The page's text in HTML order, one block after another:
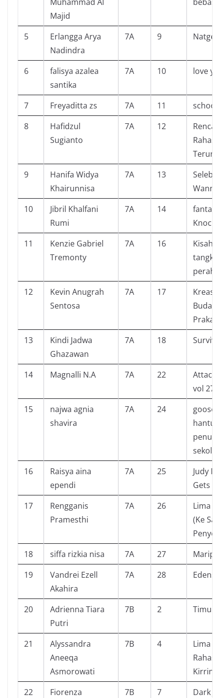
Majid
5
Erlangga Arya
Nadindra
7A 9
6
falisya azalea
santika
7A 10 love
7 Freyaditta zs 7A 11
school
8
Hafidzul
Sugianto
7A 12
9
Hanifa Widya
Khairunnisa
7A 13
10
Jibril Khalfani
Rumi
7A 14
Knock
11
Kenzie Gabriel
Tremonty
7A 16
Kisah
perahu
12
Kevin Anugrah
Sentosa
7A 17
Kreasi
13
Kindi Jadwa
Ghazawan
7A 18
14 Magnalli N.A 7A 22
Attack
vol 27
15
najwa agnia
shavira
7A 24
hantu
16
Raisya aina
ependi
7A 25
Judy
Gets
17
Rengganis
Pramesthi
7A 26
Lima
(Ke
18
siffa rizkia nisa 7A 27
19
Vandrei Ezell
Akahira
7A 28
20
Adrienna Tiara
Putri
7B 2 Timun
21
Alyssandra
Aneeqa
Asmorowati
7B 4
Lima
Kirrin
22
Fiorenza
7B 7 Dark